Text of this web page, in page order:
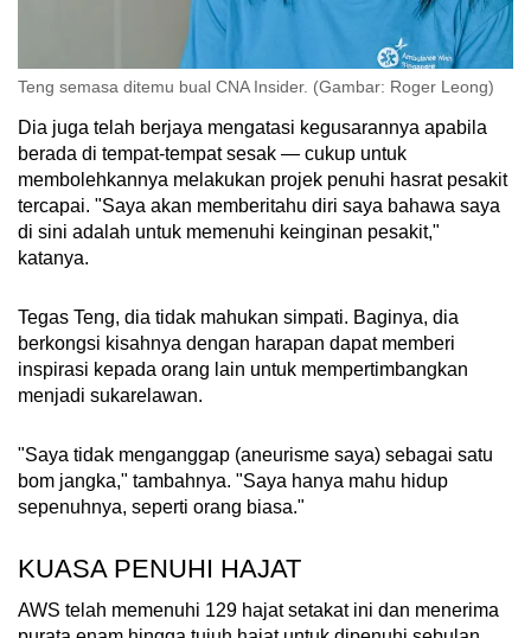
Teng semasa ditemu bual CNA Insider. (Gambar: Roger Leong)
Dia juga telah berjaya mengatasi kegusarannya apabila
berada di tempat-tempat sesak — cukup untuk
membolehkannya melakukan projek penuhi hasrat pesakit
tercapai. "Saya akan memberitahu diri saya bahawa saya
di sini adalah untuk memenuhi keinginan pesakit,"
katanya.
Tegas Teng, dia tidak mahukan simpati. Baginya, dia
berkongsi kisahnya dengan harapan dapat memberi
inspirasi kepada orang lain untuk mempertimbangkan
menjadi sukarelawan.
"Saya tidak menganggap (aneurisme saya) sebagai satu
bom jangka," tambahnya. "Saya hanya mahu hidup
sepenuhnya, seperti orang biasa."
KUASA PENUHI HAJAT
AWS telah memenuhi 129 hajat setakat ini dan menerima